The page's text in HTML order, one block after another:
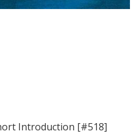
Introduction [#518]